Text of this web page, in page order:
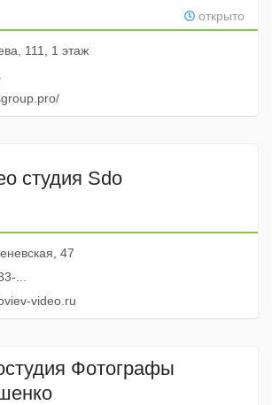
открыто
111, 1 этаж
студия Sdo
47
...
video.ru
Фотографы